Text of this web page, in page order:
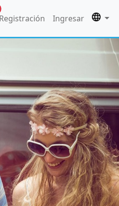
Registración Ingresar